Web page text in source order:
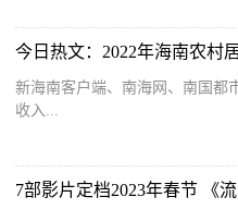
新海南客户端、南海网、南国都
收入...
7部影片定档2023年春节 《